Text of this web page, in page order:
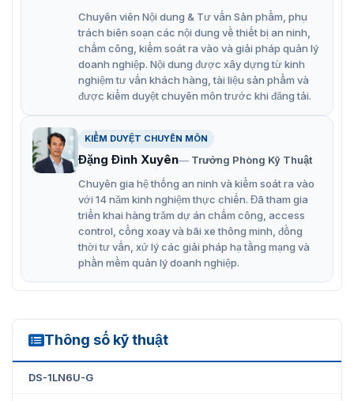
Khoảng cách truyền PoE dài.
Chất liệu PVC có khả năng chống cháy.
Cáp mạng với đường kính đầy đủ 305 m.
Hiệu suất truyền dẫn tuyệt vời khi sử dụng đồng
nguyên khối.
Hiệu suất điện ổn định, ISO/IEC 11801, tuân thủ
ANSI/TIA-568-C.2, IEC 61156.
Dây dẫn bằng đồng nguyên khối có điện trở thấp
hơn, tính chất điện và hiệu suất truyền tải tốt hơn.
Lựa chọn địa chỉ uy tín cung cấp cáp
mạng DS-1LN6U-G
Chuyên viên Nội dung & Tư vấn Sản phẩm, phụ
trách biên soạn các nội dung về thiết bị an ninh,
chấm công, kiểm soát ra vào và giải pháp quản lý
doanh nghiệp. Nội dung được xây dựng từ kinh
nghiệm tư vấn khách hàng, tài liệu sản phẩm và
được kiểm duyệt chuyên môn trước khi đăng tải.
KIỂM DUYỆT CHUYÊN MÔN
Đặng Đình Xuyên
Trưởng Phòng Kỹ Thuật
Chuyên gia hệ thống an ninh và kiểm soát ra vào
với 14 năm kinh nghiệm thực chiến. Đã tham gia
triển khai hàng trăm dự án chấm công, access
control, cổng xoay và bãi xe thông minh, đồng
thời tư vấn, xử lý các giải pháp hạ tầng mạng và
phần mềm quản lý doanh nghiệp.
Thông số kỹ thuật
DS-1LN6U-G
DS-1LN6U-G